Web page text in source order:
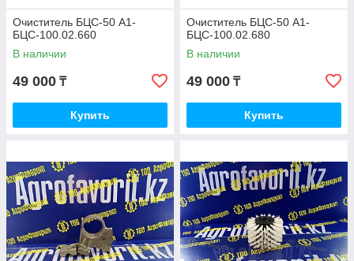
Очиститель БЦС-50 А1-
БЦС-100.02.660
В наличии
49 000 ₸
Купить
Очиститель БЦС-50 А1-
БЦС-100.02.680
В наличии
49 000 ₸
Купить